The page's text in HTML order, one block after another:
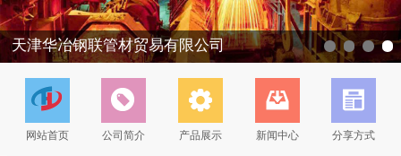
天津华冶钢联管材贸易有限公司
网站首页 公司简介 产品展示 新闻中心 分享方式